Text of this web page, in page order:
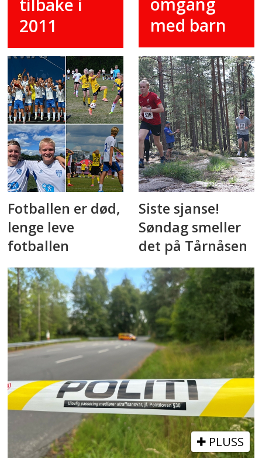
tilbake i
2011
med barn
Fotballen er død,
lenge leve
fotballen
Siste sjanse!
Søndag smeller
det på Tårnåsen
PLUSS